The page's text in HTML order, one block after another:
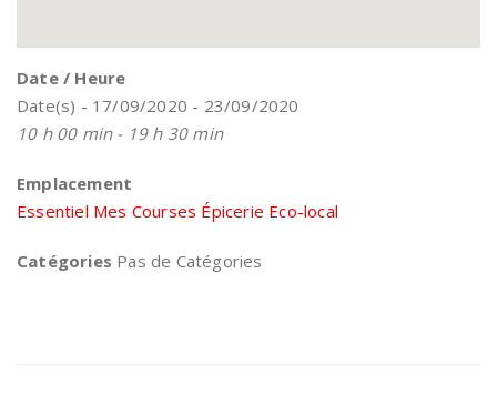
Date / Heure
Date(s) - 17/09/2020 - 23/09/2020
10 h 00 min - 19 h 30 min
Emplacement
Essentiel Mes Courses Épicerie Eco-local
Catégories Pas de Catégories